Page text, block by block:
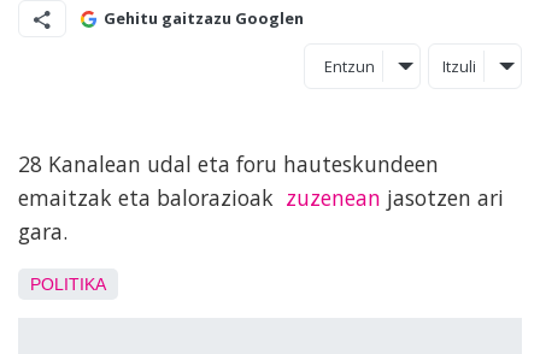
Gehitu gaitzazu Googlen
Entzun Itzuli
28 Kanalean udal eta foru hauteskundeen
emaitzak eta balorazioak zuzenean jasotzen ari
gara.
POLITIKA